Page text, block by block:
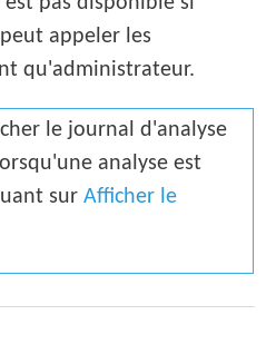
appeler les
qu'administrateur.
le journal d'analyse
analyse est
surAfficher le